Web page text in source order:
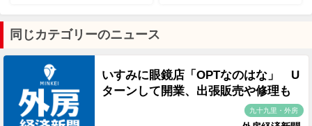
同じカテゴリーのニュース
いすみに眼鏡店「OPTなのはな」 U
ターンして開業、出張販売や修理も
九十九里・外房